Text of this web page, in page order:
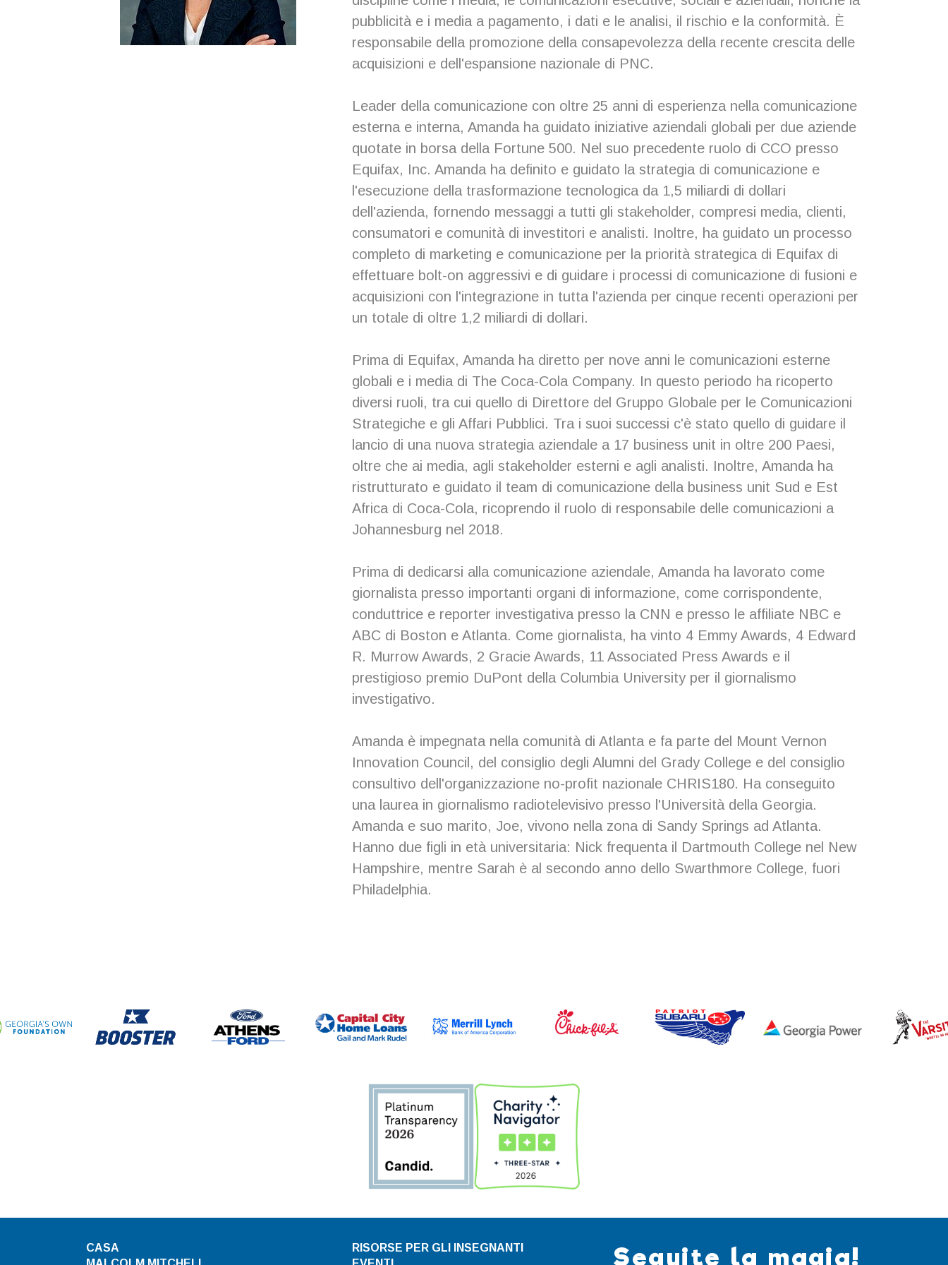
pubblicità e i media a pagamento, i dati e le analisi, il rischio e la conformità. È
responsabile della promozione della consapevolezza della recente crescita delle
acquisizioni e dell'espansione nazionale di PNC.
Leader della comunicazione con oltre 25 anni di esperienza nella comunicazione
esterna e interna, Amanda ha guidato iniziative aziendali globali per due aziende
quotate in borsa della Fortune 500. Nel suo precedente ruolo di CCO presso
Equifax, Inc. Amanda ha definito e guidato la strategia di comunicazione e
l'esecuzione della trasformazione tecnologica da 1,5 miliardi di dollari
dell'azienda, fornendo messaggi a tutti gli stakeholder, compresi media, clienti,
consumatori e comunità di investitori e analisti. Inoltre, ha guidato un processo
completo di marketing e comunicazione per la priorità strategica di Equifax di
effettuare bolt-on aggressivi e di guidare i processi di comunicazione di fusioni e
acquisizioni con l'integrazione in tutta l'azienda per cinque recenti operazioni per
un totale di oltre 1,2 miliardi di dollari.
Prima di Equifax, Amanda ha diretto per nove anni le comunicazioni esterne
globali e i media di The Coca-Cola Company. In questo periodo ha ricoperto
diversi ruoli, tra cui quello di Direttore del Gruppo Globale per le Comunicazioni
Strategiche e gli Affari Pubblici. Tra i suoi successi c'è stato quello di guidare il
lancio di una nuova strategia aziendale a 17 business unit in oltre 200 Paesi,
oltre che ai media, agli stakeholder esterni e agli analisti. Inoltre, Amanda ha
ristrutturato e guidato il team di comunicazione della business unit Sud e Est
Africa di Coca-Cola, ricoprendo il ruolo di responsabile delle comunicazioni a
Johannesburg nel 2018.
Prima di dedicarsi alla comunicazione aziendale, Amanda ha lavorato come
giornalista presso importanti organi di informazione, come corrispondente,
conduttrice e reporter investigativa presso la CNN e presso le affiliate NBC e
ABC di Boston e Atlanta. Come giornalista, ha vinto 4 Emmy Awards, 4 Edward
R. Murrow Awards, 2 Gracie Awards, 11 Associated Press Awards e il
prestigioso premio DuPont della Columbia University per il giornalismo
investigativo.
Amanda è impegnata nella comunità di Atlanta e fa parte del Mount Vernon
Innovation Council, del consiglio degli Alumni del Grady College e del consiglio
consultivo dell'organizzazione no-profit nazionale CHRIS180. Ha conseguito
una laurea in giornalismo radiotelevisivo presso l'Università della Georgia.
Amanda e suo marito, Joe, vivono nella zona di Sandy Springs ad Atlanta.
Hanno due figli in età universitaria: Nick frequenta il Dartmouth College nel New
Hampshire, mentre Sarah è al secondo anno dello Swarthmore College, fuori
Philadelphia.
CASA
RISORSE PER GLI INSEGNANTI
Seguite la magia!